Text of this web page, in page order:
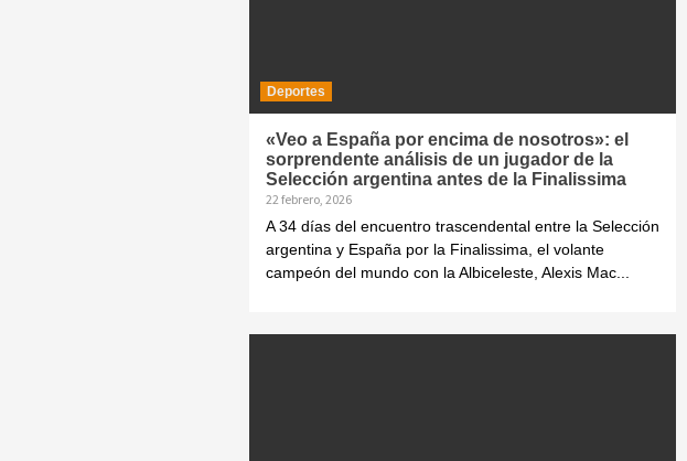
Deportes
«Veo a España por encima de nosotros»: el
sorprendente análisis de un jugador de la
Selección argentina antes de la Finalissima
22 febrero, 2026
A 34 días del encuentro trascendental entre la Selección
argentina y España por la Finalissima, el volante
campeón del mundo con la Albiceleste, Alexis Mac...